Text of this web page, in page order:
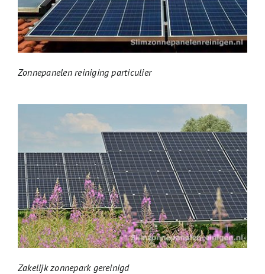
Zonnepanelen reiniging particulier
Zakelijk zonnepark gereinigd